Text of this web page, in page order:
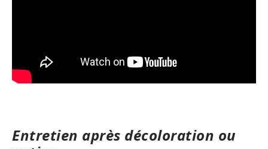
Entretien après décoloration ou